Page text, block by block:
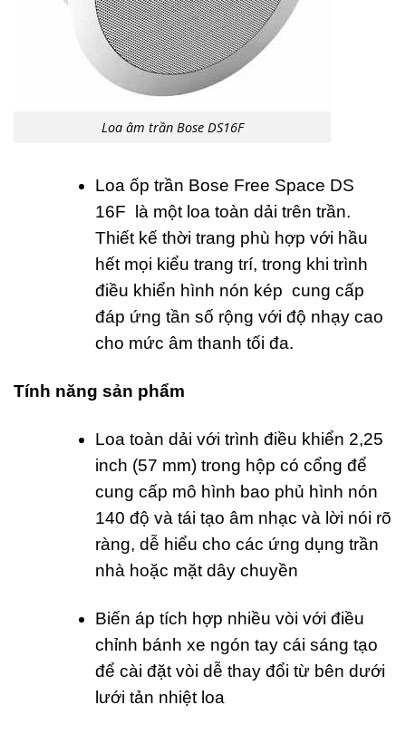
Loa âm trần Bose DS16F
Loa ốp trần Bose Free Space DS
16F là một loa toàn dải trên trần.
Thiết kế thời trang phù hợp với hầu
hết mọi kiểu trang trí, trong khi trình
điều khiển hình nón kép cung cấp
đáp ứng tần số rộng với độ nhạy cao
cho mức âm thanh tối đa.
Tính năng sản phẩm
Loa toàn dải với trình điều khiển 2,25
inch (57 mm) trong hộp có cổng để
cung cấp mô hình bao phủ hình nón
140 độ và tái tạo âm nhạc và lời nói rõ
ràng, dễ hiểu cho các ứng dụng trần
nhà hoặc mặt dây chuyền
Biến áp tích hợp nhiều vòi với điều
chỉnh bánh xe ngón tay cái sáng tạo
để cài đặt vòi dễ thay đổi từ bên dưới
lưới tản nhiệt loa